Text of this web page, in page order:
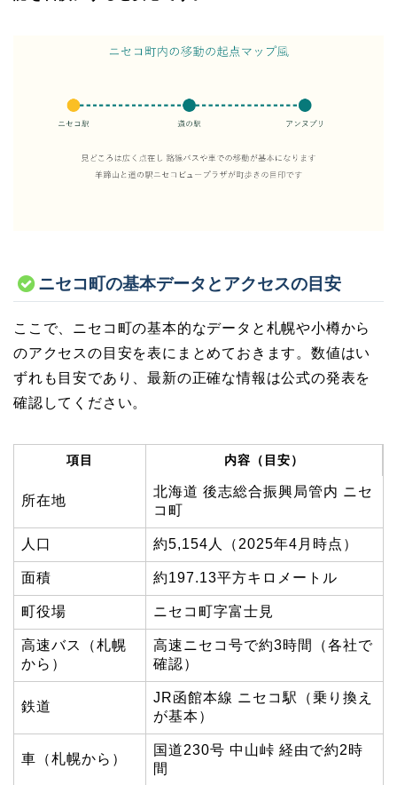
ニセコ町の基本データとアクセスの目安
ここで、ニセコ町の基本的なデータと札幌や小樽から
のアクセスの目安を表にまとめておきます。数値はい
ずれも目安であり、最新の正確な情報は公式の発表を
確認してください。
項目 内容（目安）
所在地
北海道 後志総合振興局管内 ニセ
コ町
人口 約5,154人（2025年4月時点）
面積 約197.13平方キロメートル
町役場 ニセコ町字富士見
高速バス（札幌
から）
高速ニセコ号で約3時間（各社で
確認）
鉄道
JR函館本線 ニセコ駅（乗り換え
が基本）
車（札幌から）
国道230号 中山峠 経由で約2時
間